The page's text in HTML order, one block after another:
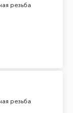
резьба
резьба